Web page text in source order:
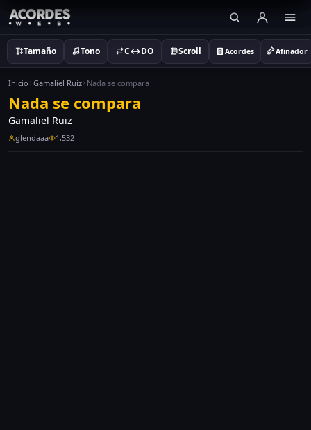
Tamaño Tono C↔DO Scroll Acordes Afinador
Inicio Gamaliel Ruiz Nada se compara
Nada se compara
Gamaliel Ruiz
glendaaa 1,532